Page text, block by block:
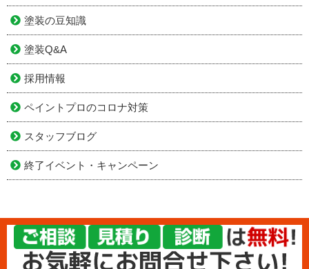
塗装の豆知識
塗装Q&A
採用情報
ペイントプロのコロナ対策
スタッフブログ
終了イベント・キャンペーン